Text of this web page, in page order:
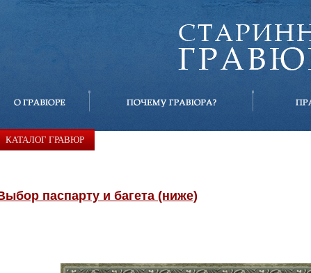
КАТАЛОГ ГРАВЮР
паспарту и багета (ниже)